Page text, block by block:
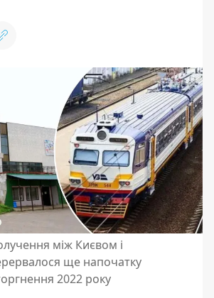
між Києвом і
ще напочатку
2022 року